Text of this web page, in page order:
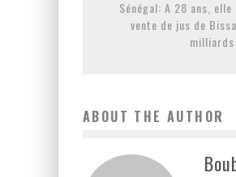
Sénégal: A 28 ans,
vente de jus de
milliards
ABOUT THE AUTHOR